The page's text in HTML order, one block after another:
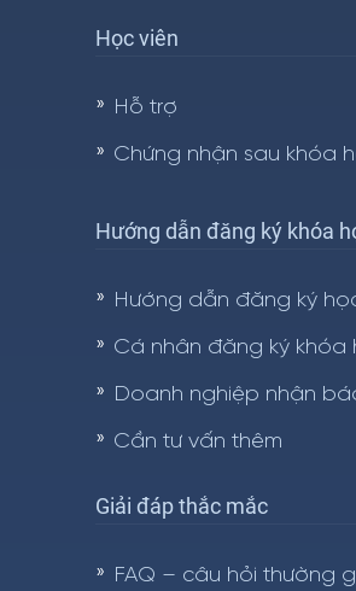
Học viên
Hỗ trợ
Chứng nhận sau khóa
Hướng dẫn đăng ký khóa
Hướng dẫn đăng ký
Cá nhân đăng ký khóa
Doanh nghiệp nhận
Cần tư vấn thêm
Giải đáp thắc mắc
FAQ – câu hỏi thường